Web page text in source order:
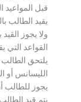
قبل المواعيد
يقيد الطالب
ولا يجوز
القواعد التي
يلتحق الطالب
الليسانس أو
يجوز للطالب
يتم قيد